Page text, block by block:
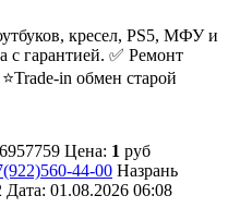
кресел, PS5, МФУ и
с гарантией. ✅ Ремонт
in обмен старой
6957759 Цена: 1 руб
44-00 Назрань
Дата: 01.08.2026 06:08